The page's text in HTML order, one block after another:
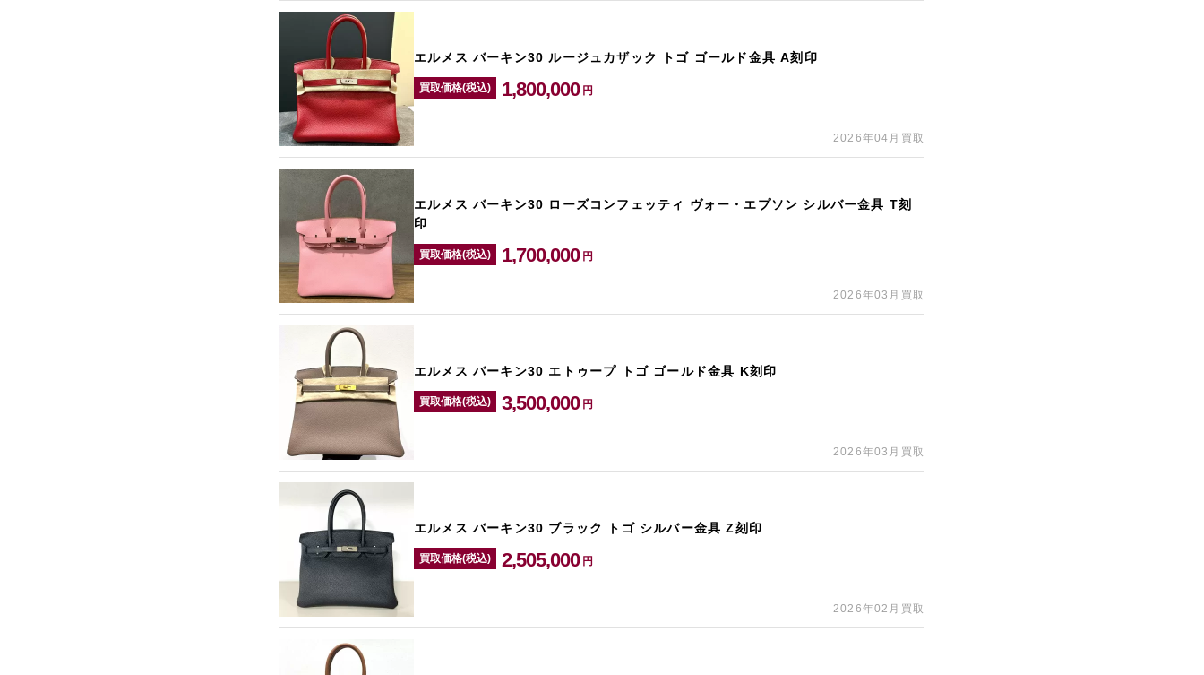
エルメス バーキン30 ルージュカザック トゴ ゴールド金具 A刻印
買取価格(税込) 1,800,000 円
2026年04月買取
エルメス バーキン30 ローズコンフェッティ ヴォー・エプソン シルバー金具 T刻
印
買取価格(税込) 1,700,000 円
2026年03月買取
エルメス バーキン30 エトゥープ トゴ ゴールド金具 K刻印
買取価格(税込) 3,500,000 円
2026年03月買取
エルメス バーキン30 ブラック トゴ シルバー金具 Z刻印
買取価格(税込) 2,505,000 円
2026年02月買取